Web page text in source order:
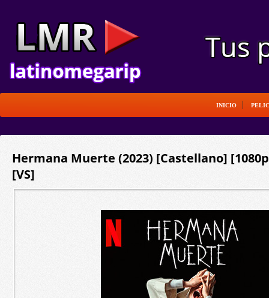
INICIO
Hermana Muerte (2023) [Castellano] [1080p
[VS]